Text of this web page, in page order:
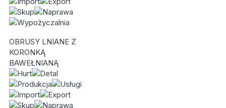
OBRUSY LNIANE Z
KORONKĄ
BAWEŁNIANĄ